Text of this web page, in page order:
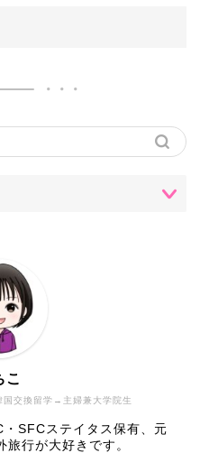
交換留学→主婦兼大学院生
こ
SFCステイタス保有、元
行が大好きです。